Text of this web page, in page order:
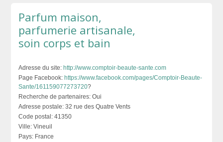
Parfum maison,
parfumerie artisanale,
soin corps et bain
Adresse du site: http://www.comptoir-beaute-sante.com
Page Facebook: https://www.facebook.com/pages/Comptoir-Beaute-
Sante/161159077273720?
Recherche de partenaires: Oui
Adresse postale: 32 rue des Quatre Vents
Code postal: 41350
Ville: Vineuil
Pays: France